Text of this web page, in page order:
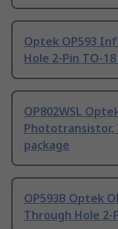
Optek OP593
Hole 2-Pin TO-
OP802WSL
Phototransistor,
package
OP593B Optek
Through Hole 2-